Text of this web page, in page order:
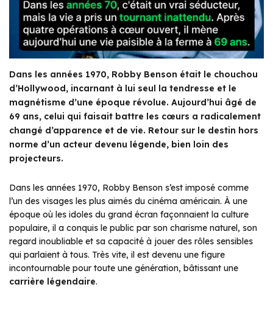
Dans les années 1970, Robby Benson était le chouchou
d’Hollywood, incarnant à lui seul la tendresse et le
magnétisme d’une époque révolue. Aujourd’hui âgé de
69 ans, celui qui faisait battre les cœurs a radicalement
changé d’apparence et de vie. Retour sur le destin hors
norme d’un acteur devenu légende, bien loin des
projecteurs.
Dans les années 1970, Robby Benson s’est imposé comme
l’un des visages les plus aimés du cinéma américain. À une
époque où les idoles du grand écran façonnaient la culture
populaire, il a conquis le public par son charisme naturel, son
regard inoubliable et sa capacité à jouer des rôles sensibles
qui parlaient à tous. Très vite, il est devenu une figure
incontournable pour toute une génération, bâtissant une
carrière légendaire.